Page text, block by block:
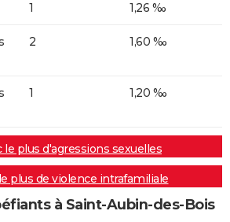
1 1,26 ‰
2 1,60 ‰
1 1,20 ‰
le plus d'agressions sexuelles
plus de violence intrafamiliale
à Saint-Aubin-des-Bois